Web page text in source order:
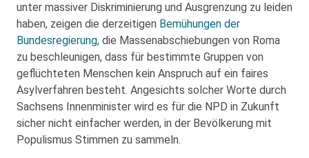
unter massiver Diskriminierung und Ausgrenzung zu leiden
haben, zeigen die derzeitigen Bemühungen der
Bundesregierung, die Massenabschiebungen von Roma
zu beschleunigen, dass für bestimmte Gruppen von
geflüchteten Menschen kein Anspruch auf ein faires
Asylverfahren besteht. Angesichts solcher Worte durch
Sachsens Innenminister wird es für die NPD in Zukunft
sicher nicht einfacher werden, in der Bevölkerung mit
Populismus Stimmen zu sammeln.